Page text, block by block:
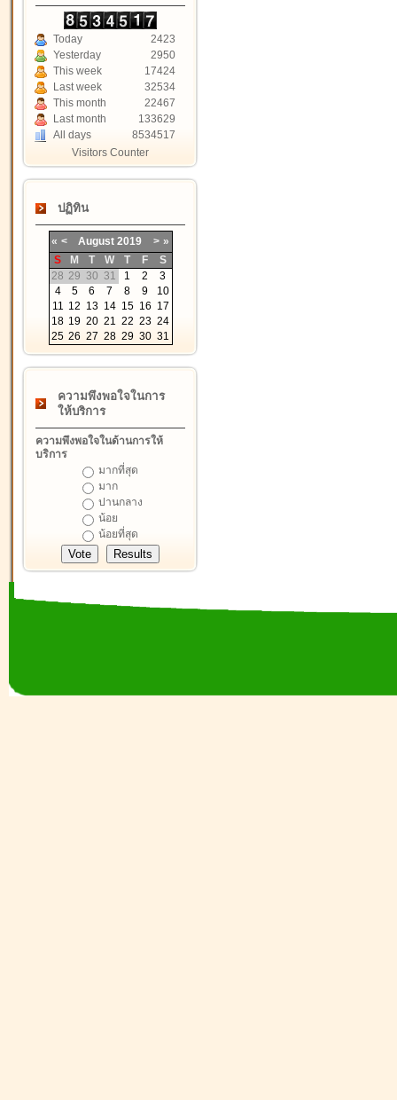
Today
2423
Yesterday
2950
This week
17424
Last week
32534
This month
22467
Last month
133629
All days
8534517
Visitors Counter
ปฏิทิน
« < August 2019 > »
S
M T W T F
S
28 29 30 31 1 2
3
4
5 6 7 8 9
10
11 12 13 14 15 16 17
18 19 20 21 22 23 24
25 26 27 28 29 30 31
ความพึงพอใจในการ
ให้บริการ
ความพึงพอใจในด้านการให้
บริการ
มากที่สุด
มาก
ปานกลาง
น้อย
น้อยที่สุด